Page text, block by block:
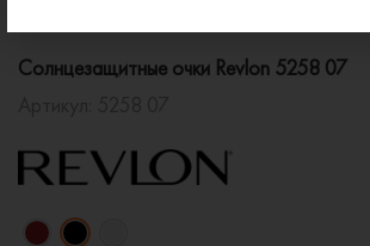
Солнцезащитные очки Revlon 5258 07